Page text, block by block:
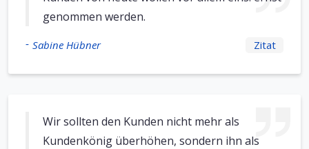
genommen werden.
- Sabine Hübner Zitat
Wir sollten den Kunden nicht mehr als
Kundenkönig überhöhen, sondern ihn als